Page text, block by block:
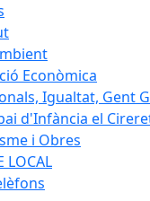
Econòmica
Igualtat, Gent
d'Infància el
i Obres
LOCAL